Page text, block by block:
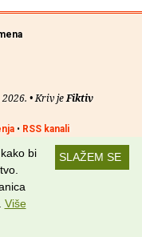
• Kriv jeFiktiv
• RSS kanali
SLAŽEM SE
bi
Više